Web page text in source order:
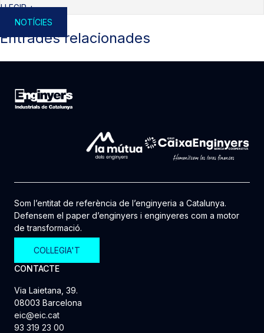
LLEGIR +
NOTÍCIES
Entrades relacionades
Som l’entitat de referència de l’enginyeria a Catalunya.
Defensem el paper d’enginyers i enginyeres com a motor
de transformació.
COL·LEGIA'T
CONTACTE
Via Laietana, 39.
08003 Barcelona
eic@eic.cat
93 319 23 00